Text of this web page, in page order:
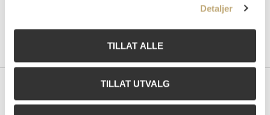
Detaljer
TILLAT ALLE
TILLAT UTVALG
Kontakt oss